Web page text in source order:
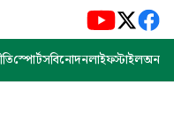
স্পোর্টসবিনোদনলাইফস্টাইল